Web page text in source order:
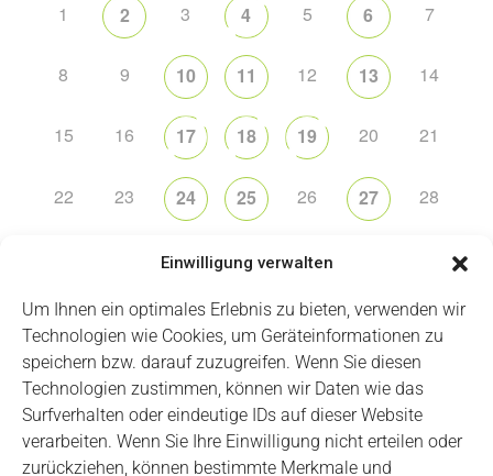
Einwilligung verwalten
Um Ihnen ein optimales Erlebnis zu bieten, verwenden wir
Technologien wie Cookies, um Geräteinformationen zu
speichern bzw. darauf zuzugreifen. Wenn Sie diesen
Technologien zustimmen, können wir Daten wie das
Surfverhalten oder eindeutige IDs auf dieser Website
verarbeiten. Wenn Sie Ihre Einwilligung nicht erteilen oder
zurückziehen, können bestimmte Merkmale und
1
2 3 4 5 6 7
8 9 10 11 12 13 14
15 16 17 18 19 20 21
22 23 24 25 26 27 28
1 2 3
Impressum Datenschutz Login